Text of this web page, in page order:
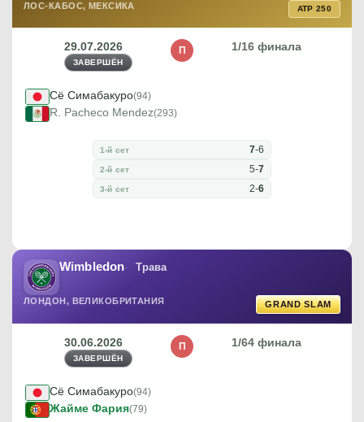
ЛОС-КАБОС, МЕКСИКА ATP 250
29.07.2026
ЗАВЕРШЁН
1/16 финала
П
Сё Симабакуро(94)
R. Pacheco Mendez(293)
1-й сет 7-6
2-й сет 5-7
3-й сет 2-6
Wimbledon Трава
ЛОНДОН, ВЕЛИКОБРИТАНИЯ GRAND SLAM
30.06.2026
ЗАВЕРШЁН
1/64 финала
П
Сё Симабакуро(94)
Жайме Фария(79)